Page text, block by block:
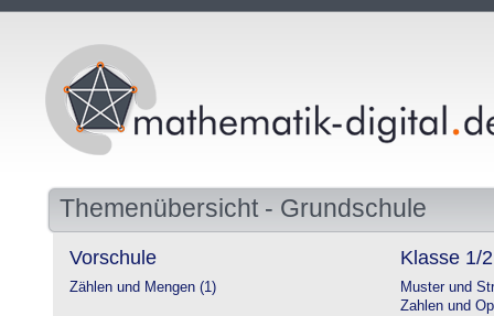
Themenübersicht - Grundschule
Vorschule
Zählen und Mengen (1)
Klasse 1/2
Muster und
Zahlen und